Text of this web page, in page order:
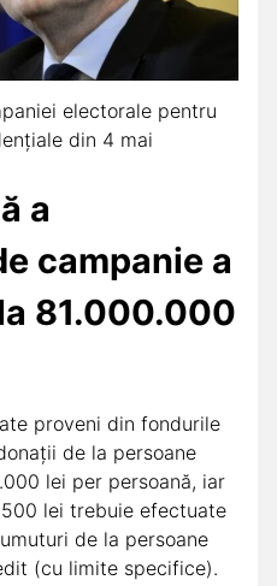
electorale pentru
din 4 mai
a
campanie a
81.000.000
proveni din fondurile
de la persoane
lei per persoană, iar
lei trebuie efectuate
de la persoane
(cu limite specifice).